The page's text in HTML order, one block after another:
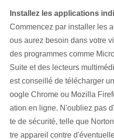
Installez les applications
Commencez par installer les
ous aurez besoin dans votre
des programmes comme
Suite et des lecteurs
est conseillé de télécharger
oogle Chrome ou Mozilla
ation en ligne. N'oubliez pas
te de sécurité, telle que
tre appareil contre